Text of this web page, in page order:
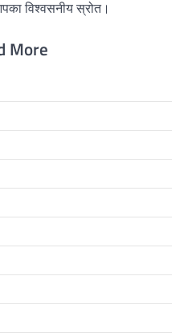
विश्वसनीय स्रोत।
More